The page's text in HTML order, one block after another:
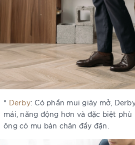
* Derby: Có phần mui giày mở,
mái, năng động hơn và đặc biệt
ông có mu bàn chân đầy đặn.